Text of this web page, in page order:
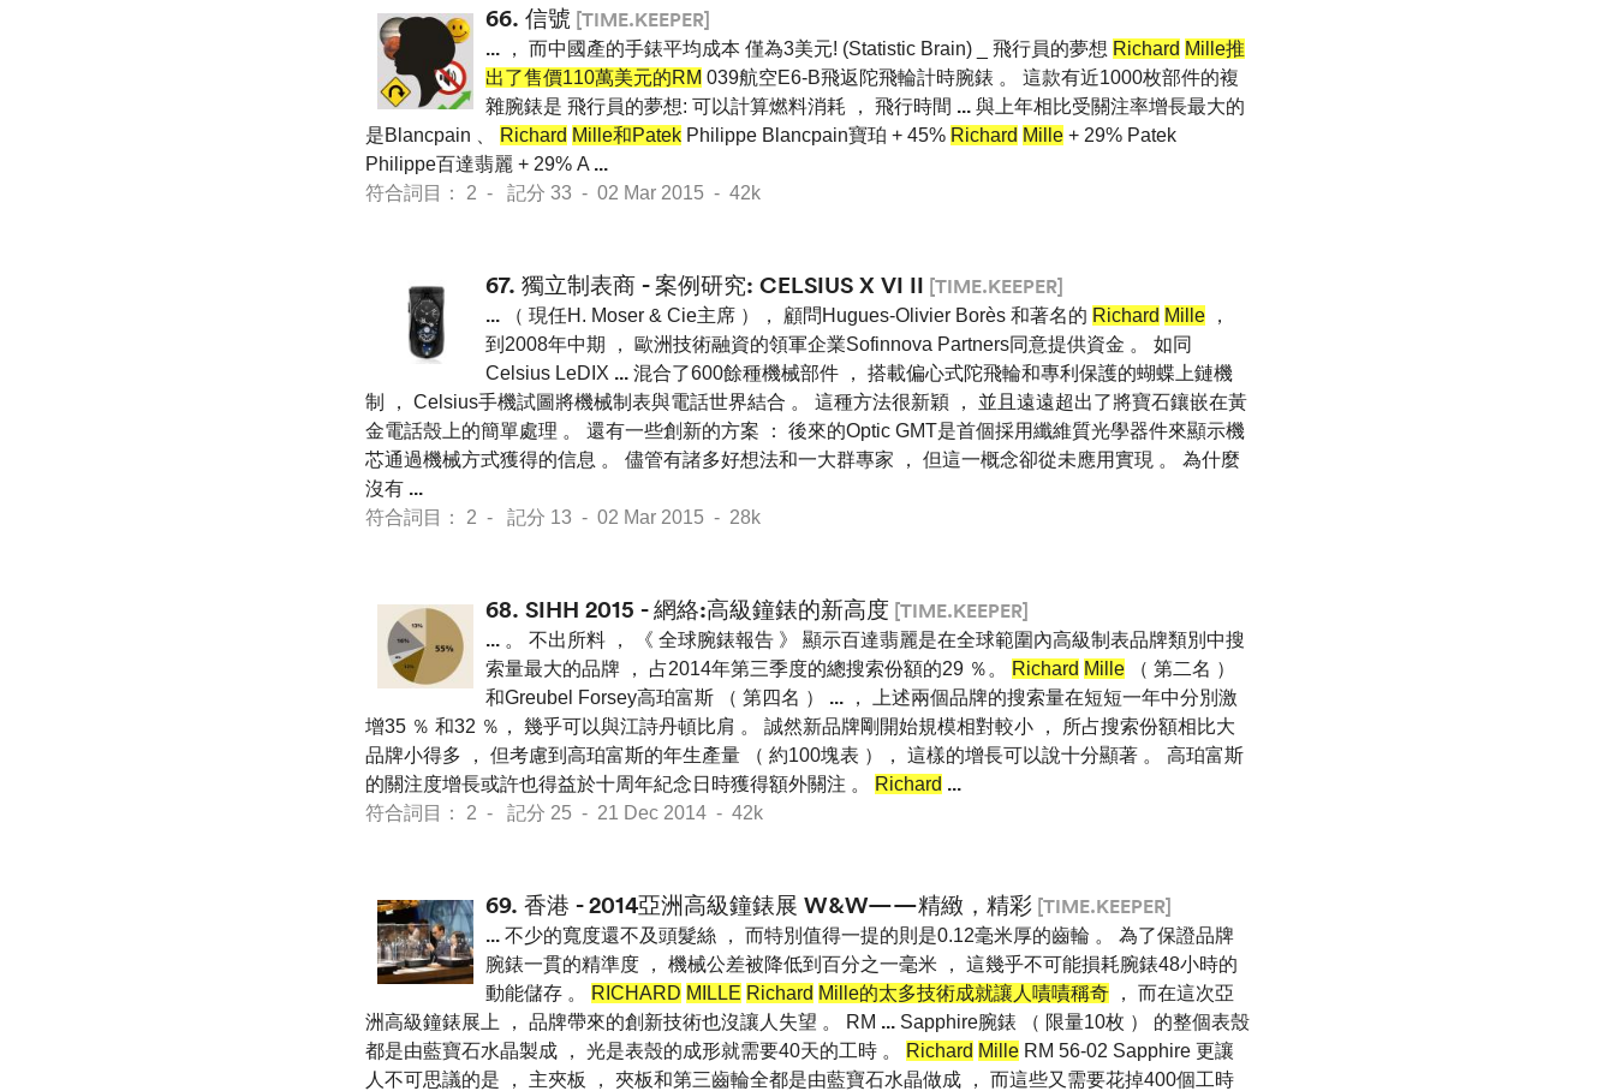
66. 信號 [TIME.KEEPER]
... ， 而中國產的手錶平均成本 僅為3美元! (Statistic Brain) _ 飛行員的夢想 Richard Mille推
出了售價110萬美元的RM 039航空E6-B飛返陀飛輪計時腕錶 。 這款有近1000枚部件的複
雜腕錶是 飛行員的夢想: 可以計算燃料消耗 ， 飛行時間 ... 與上年相比受關注率增長最大的
是Blancpain 、
Richard Mille和Patek Philippe Blancpain寶珀 + 45% Richard Mille + 29% Patek
Philippe百達翡麗 + 29% A ...
符合詞目： 2 - 記分 33 - 02 Mar 2015 - 42k
67. 獨立制表商 - 案例研究: CELSIUS X VI II [TIME.KEEPER]
... （ 現任H. Moser & Cie主席 ）， 顧問Hugues-Olivier Borès 和著名的 Richard Mille ，
到2008年中期 ， 歐洲技術融資的領軍企業Sofinnova Partners同意提供資金 。 如同
Celsius LeDIX ... 混合了600餘種機械部件 ， 搭載偏心式陀飛輪和專利保護的蝴蝶上鏈機
制 ， Celsius手機試圖將機械制表與電話世界結合 。 這種方法很新穎 ， 並且遠遠超出了將寶石鑲嵌在黃
金電話殼上的簡單處理 。 還有一些創新的方案 ： 後來的Optic GMT是首個採用纖維質光學器件來顯示機
芯通過機械方式獲得的信息 。 儘管有諸多好想法和一大群專家 ， 但這一概念卻從未應用實現 。 為什麼
沒有 ...
符合詞目： 2 - 記分 13 - 02 Mar 2015 - 28k
68. SIHH 2015 - 網絡:高級鐘錶的新高度 [TIME.KEEPER]
... 。 不出所料 ， 《 全球腕錶報告 》 顯示百達翡麗是在全球範圍內高級制表品牌類別中搜
索量最大的品牌 ， 占2014年第三季度的總搜索份額的29 ％。
Richard Mille （ 第二名 ）
和Greubel Forsey高珀富斯 （ 第四名 ） ... ， 上述兩個品牌的搜索量在短短一年中分別激
增35 ％ 和32 ％， 幾乎可以與江詩丹頓比肩 。 誠然新品牌剛開始規模相對較小 ， 所占搜索份額相比大
品牌小得多 ， 但考慮到高珀富斯的年生產量 （ 約100塊表 ）， 這樣的增長可以說十分顯著 。 高珀富斯
的關注度增長或許也得益於十周年紀念日時獲得額外關注 。
Richard ...
符合詞目： 2 - 記分 25 - 21 Dec 2014 - 42k
69. 香港 - 2014亞洲高級鐘錶展 W&W——精緻，精彩 [TIME.KEEPER]
... 不少的寬度還不及頭髮絲 ， 而特別值得一提的則是0.12毫米厚的齒輪 。 為了保證品牌
腕錶一貫的精準度 ， 機械公差被降低到百分之一毫米 ， 這幾乎不可能損耗腕錶48小時的
動能儲存 。
RICHARD MILLE Richard Mille的太多技術成就讓人嘖嘖稱奇 ， 而在這次亞
洲高級鐘錶展上 ， 品牌帶來的創新技術也沒讓人失望 。 RM ... Sapphire腕錶 （ 限量10枚 ） 的整個表殼
都是由藍寶石水晶製成 ， 光是表殼的成形就需要40天的工時 。
Richard Mille RM 56-02 Sapphire 更讓
人不可思議的是 ， 主夾板 ， 夾板和第三齒輪全都是由藍寶石水晶做成 ， 而這些又需要花掉400個工時